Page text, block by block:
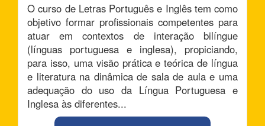
O curso de Letras Português e Inglês tem como
objetivo formar profissionais competentes para
atuar em contextos de interação bilíngue
(línguas portuguesa e inglesa), propiciando,
para isso, uma visão prática e teórica de língua
e literatura na dinâmica de sala de aula e uma
adequação do uso da Língua Portuguesa e
Inglesa às diferentes...